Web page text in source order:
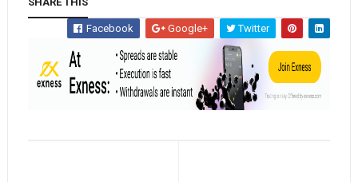
Facebook Google+ Twitter